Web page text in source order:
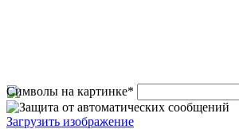
Символы на картинке*
Загрузить изображение